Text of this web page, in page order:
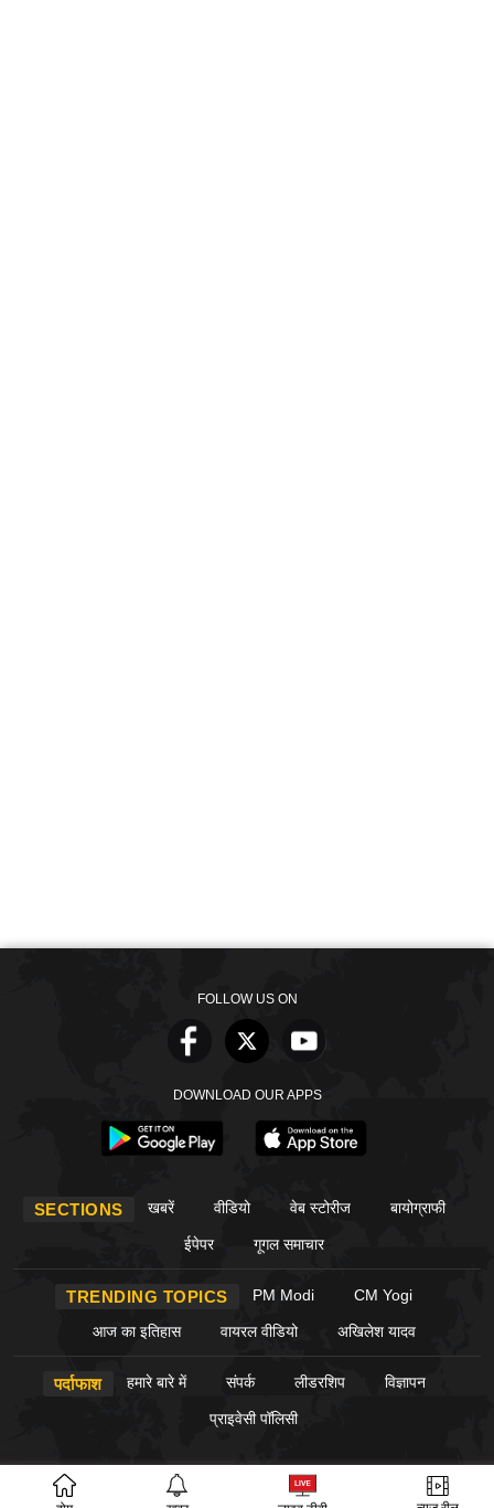
FOLLOW US ON
DOWNLOAD OUR APPS
SECTIONS खबरें वीडियो वेब स्टोरीज बायोग्राफी
ईपेपर गूगल समाचार
TRENDING TOPICS PM Modi CM Yogi
आज का इतिहास वायरल वीडियो अखिलेश यादव
पर्दाफाश हमारे बारे में संपर्क लीडरशिप विज्ञापन
प्राइवेसी पॉलिसी
© Copyright PardaPhash 2026. All rights reserved.